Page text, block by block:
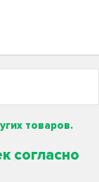
товаров.
согласно